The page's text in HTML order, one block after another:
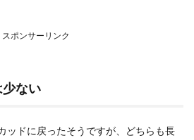
スポンサーリンク
ない
ッドに戻ったそうですが、どちらも長